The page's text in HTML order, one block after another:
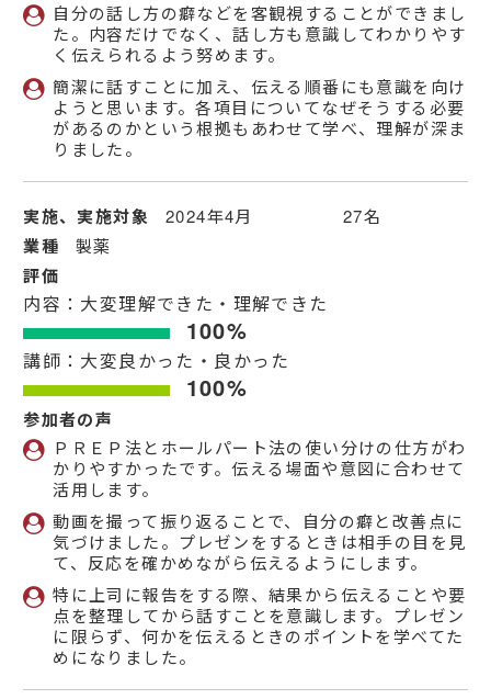
自分の話し方の癖などを客観視することができまし
た。内容だけでなく、話し方も意識してわかりやす
く伝えられるよう努めます。
簡潔に話すことに加え、伝える順番にも意識を向け
ようと思います。各項目についてなぜそうする必要
があるのかという根拠もあわせて学べ、理解が深ま
りました。
実施、実施対象 2024年4月 27名
業種 製薬
評価
内容：大変理解できた・理解できた
100%
講師：大変良かった・良かった
100%
参加者の声
ＰＲＥＰ法とホールパート法の使い分けの仕方がわ
かりやすかったです。伝える場面や意図に合わせて
活用します。
動画を撮って振り返ることで、自分の癖と改善点に
気づけました。プレゼンをするときは相手の目を見
て、反応を確かめながら伝えるようにします。
特に上司に報告をする際、結果から伝えることや要
点を整理してから話すことを意識します。プレゼン
に限らず、何かを伝えるときのポイントを学べてた
めになりました。